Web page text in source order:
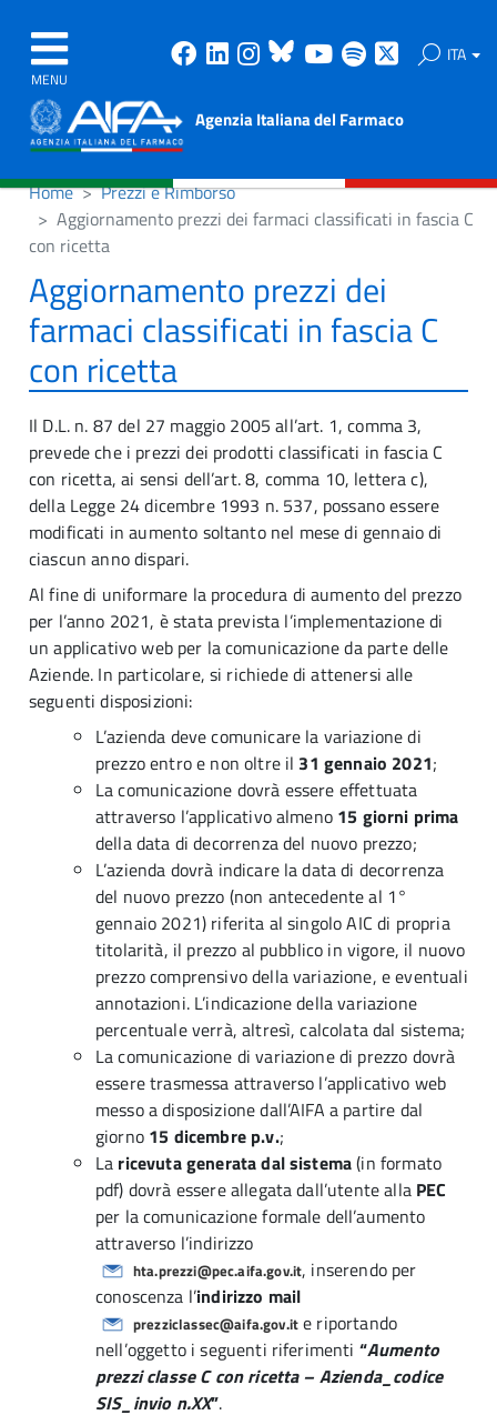
MENU
Facebook
Linkedin
Instagram
Bluesky
Youtube
Spotify ITA
Agenzia Italiana del Farmaco
Home
Prezzi e Rimborso
Aggiornamento prezzi dei farmaci classificati in fascia C
con ricetta
Aggiornamento prezzi dei
farmaci classificati in fascia C
con ricetta
Il D.L. n. 87 del 27 maggio 2005 all’art. 1, comma 3,
prevede che i prezzi dei prodotti classificati in fascia C
con ricetta, ai sensi dell’art. 8, comma 10, lettera c),
della Legge 24 dicembre 1993 n. 537, possano essere
modificati in aumento soltanto nel mese di gennaio di
ciascun anno dispari.
Al fine di uniformare la procedura di aumento del prezzo
per l’anno 2021, è stata prevista l’implementazione di
un applicativo web per la comunicazione da parte delle
Aziende. In particolare, si richiede di attenersi alle
seguenti disposizioni:
L’azienda deve comunicare la variazione di
prezzo entro e non oltre il 31 gennaio 2021;
La comunicazione dovrà essere effettuata
attraverso l’applicativo almeno 15 giorni prima
della data di decorrenza del nuovo prezzo;
L’azienda dovrà indicare la data di decorrenza
del nuovo prezzo (non antecedente al 1°
gennaio 2021) riferita al singolo AIC di propria
titolarità, il prezzo al pubblico in vigore, il nuovo
prezzo comprensivo della variazione, e eventuali
annotazioni. L’indicazione della variazione
percentuale verrà, altresì, calcolata dal sistema;
La comunicazione di variazione di prezzo dovrà
essere trasmessa attraverso l’applicativo web
messo a disposizione dall’AIFA a partire dal
giorno 15 dicembre p.v.;
La ricevuta generata dal sistema(in formato
pdf) dovrà essere allegata dall’utente alla PEC
per la comunicazione formale dell’aumento
attraverso l’indirizzo
hta.prezzi@pec.aifa.gov.it, inserendo per
conoscenza l’indirizzo mail
prezziclassec@aifa.gov.it e riportando
nell’oggetto i seguenti riferimenti “Aumento
prezzi classe C con ricetta – Azienda_codice
SIS_invio n.XX”.